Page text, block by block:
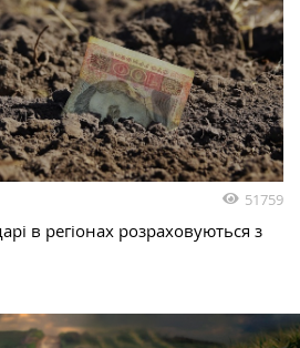
51759
в регіонах розраховуються з